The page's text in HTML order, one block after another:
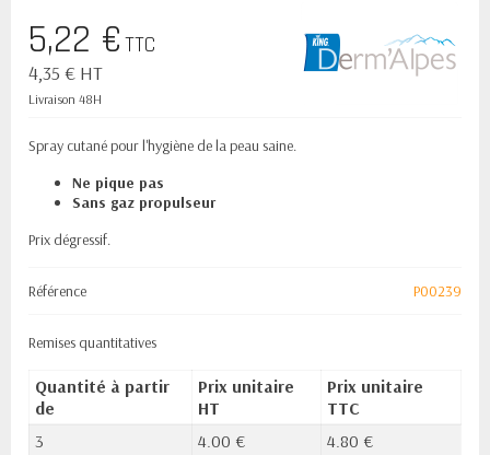
5,22 €TTC
4,35 € HT
Livraison 48H
Spray cutané pour l'hygiène de la peau saine.
Ne pique pas
Sans gaz propulseur
Prix dégressif.
Référence P00239
Remises quantitatives
Quantité à partir
de
Prix unitaire
HT
Prix unitaire
TTC
3
4.00 €
4.80 €